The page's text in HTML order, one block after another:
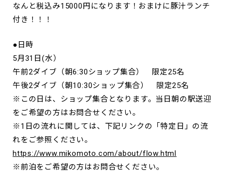
なんと税込み15000円になります！おまけに豚汁ランチ
付き！！！
●日時
5月31日(水）
午前2ダイブ（朝6:30ショップ集合） 限定25名
午後2ダイブ（朝10:30ショップ集合） 限定25名
※この日は、ショップ集合となります。当日朝の駅送迎
をご希望の方はお問合せください。
※1日の流れに関しては、下記リンクの「特定日」の流
れをご参照ください。
https://www.mikomoto.com/about/flow.html
※前泊をご希望の方はお問合せください。